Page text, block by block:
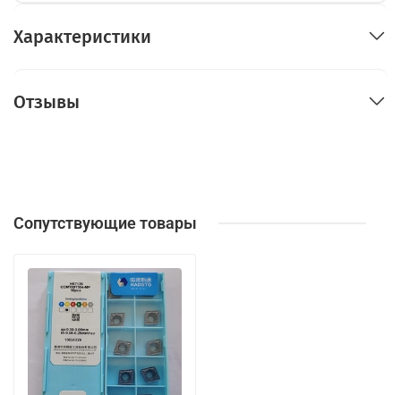
Характеристики
Отзывы
Сопутствующие товары